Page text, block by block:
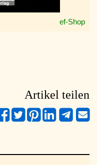
ef-Shop
Artikel teilen